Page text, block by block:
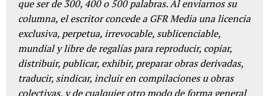
que ser de 300, 400 o 500 palabras. Al enviarnos su
columna, el escritor concede a GFR Media una licencia
exclusiva, perpetua, irrevocable, sublicenciable,
mundial y libre de regalías para reproducir, copiar,
distribuir, publicar, exhibir, preparar obras derivadas,
traducir, sindicar, incluir en compilaciones u obras
colectivas, y de cualquier otro modo de forma general